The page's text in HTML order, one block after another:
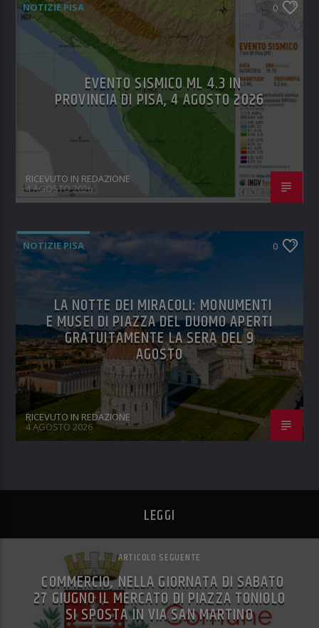
NOTIZIE PISA 0
EVENTO SISMICO ML 4.3 IN
PROVINCIA DI PISA, 4 AGOSTO 2026
RICEVUTO IN REDAZIONE
4 AGOSTO 2026
NOTIZIE PISA 0
LA NOTTE DEI MIRACOLI: MONUMENTI
E MUSEI DI PIAZZA DEL DUOMO APERTI
GRATUITAMENTE LA SERA DEL 9
AGOSTO
RICEVUTO IN REDAZIONE
4 AGOSTO 2026
LEGGI
ARTICOLO SEGUENTE
COMMERCIO, NELLA GIORNATA DI SABATO
27 GIUGNO IL MERCATO DI PIAZZA TONIOLO
SI SPOSTA IN VIA SAN MARTINO